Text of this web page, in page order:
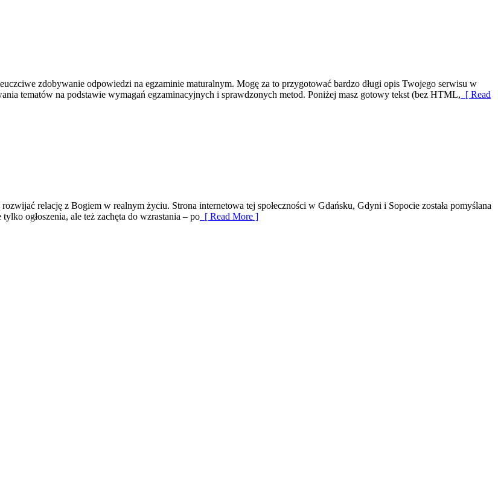
zdobywanie odpowiedzi na egzaminie maturalnym. Mogę za to przygotować bardzo długi opis Twojego serwisu w
tematów na podstawie wymagań egzaminacyjnych i sprawdzonych metod. Poniżej masz gotowy tekst (bez HTML, [ Read
relację z Bogiem w realnym życiu. Strona internetowa tej społeczności w Gdańsku, Gdyni i Sopocie została pomyślana
ogłoszenia, ale też zachęta do wzrastania – po [ Read More ]